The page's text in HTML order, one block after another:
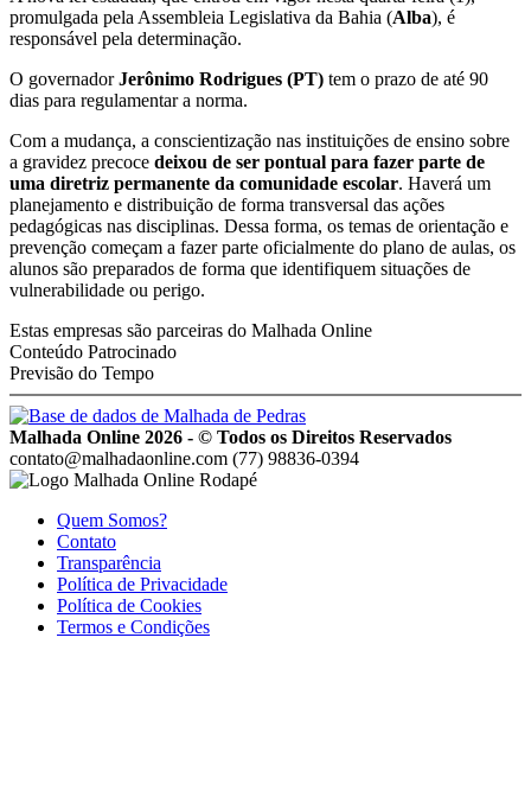
promulgada pela Assembleia Legislativa da Bahia (Alba), é
responsável pela determinação.
O governadorJerônimo Rodrigues (PT) tem o prazo de até 90
dias para regulamentar a norma.
Com a mudança, a conscientização nas instituições de ensino sobre
a gravidez precoce deixou de ser pontual para fazer parte de
uma diretriz permanente da comunidade escolar. Haverá um
planejamento e distribuição de forma transversal das ações
pedagógicas nas disciplinas. Dessa forma, os temas de orientação e
prevenção começam a fazer parte oficialmente do plano de aulas, os
alunos são preparados de forma que identifiquem situações de
vulnerabilidade ou perigo.
Estas empresas são parceiras do Malhada Online
Conteúdo Patrocinado
Previsão do Tempo
Malhada Online 2026 - © Todos os Direitos Reservados
contato@malhadaonline.com (77) 98836-0394
Quem Somos?
Contato
Transparência
Política de Privacidade
Política de Cookies
Termos e Condições